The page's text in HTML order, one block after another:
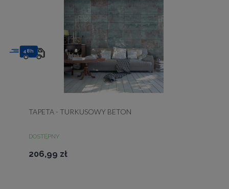
TAPETA - TURKUSOWY BETON
DOSTĘPNY
206,99 zł
48h